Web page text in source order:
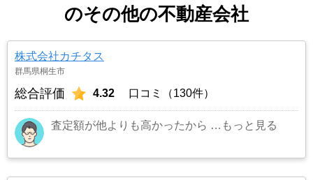
のその他の不動産会社
株式会社カチタス
群馬県桐生市
総合評価 4.32 口コミ（130件）
査定額が他よりも高かったから …もっと見る